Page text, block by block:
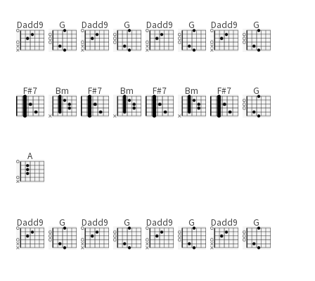
Dadd9 G Dadd9 G Dadd9 G Dadd9 G
F#7 Bm F#7 Bm F#7 Bm F#7 G
A
Dadd9 G Dadd9 G Dadd9 G Dadd9 G